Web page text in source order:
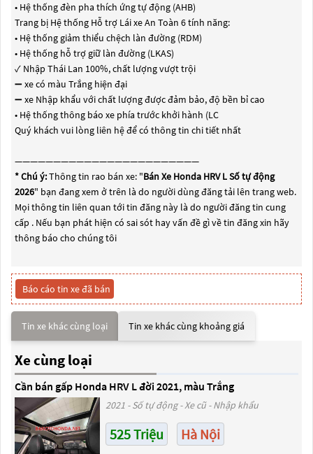
• Hệ thống đèn pha thích ứng tự động (AHB)
Trang bị Hệ thống Hỗ trợ Lái xe An Toàn 6 tính năng:
• Hệ thống giảm thiểu chệch làn đường (RDM)
• Hệ thống hỗ trợ giữ làn đường (LKAS)
✓️ Nhập Thái Lan 100%, chất lượng vượt trội
➖ xe có màu Trắng hiện đại
➖ xe Nhập khẩu với chất lượng được đảm bảo, độ bền bỉ cao
• Hệ thống thông báo xe phía trước khởi hành (LC
Quý khách vui lòng liên hệ để có thông tin chi tiết nhất
————————————————————————
* Chú ý:Thông tin rao bán xe: "Bán Xe Honda HRV L Số tự động
2026" bạn đang xem ở trên là do người dùng đăng tải lên trang web.
Mọi thông tin liên quan tới tin đăng này là do người đăng tin cung
cấp . Nếu bạn phát hiện có sai sót hay vấn đề gì về tin đăng xin hãy
thông báo cho chúng tôi
Báo cáo tin xe đã bán
Tin xe khác cùng loại Tin xe khác cùng khoảng giá
Xe cùng loại
Cần bán gấp Honda HRV L đời 2021, màu Trắng
2021 - Số tự động - Xe cũ - Nhập khẩu
525 Triệu Hà Nội